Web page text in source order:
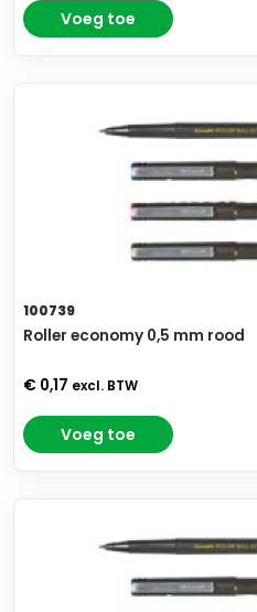
Voeg toe
100739
Roller economy 0,5 mm rood
€ 0,17 excl. BTW
Voeg toe